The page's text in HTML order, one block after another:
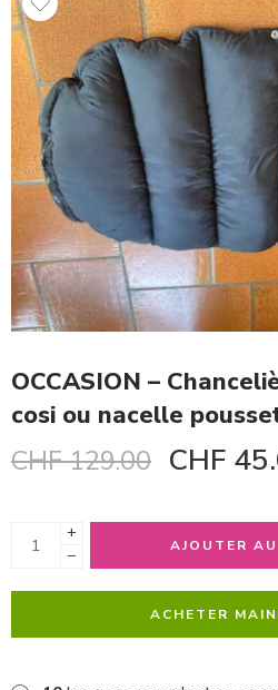
OCCASION –
cosi ou nacelle
CHF129.00 CHF
+
−
AJOUTER
ACHETER